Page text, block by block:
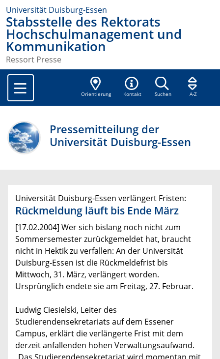
Universität Duisburg-Essen
Stabsstelle des Rektorats
Hochschulmanagement und
Kommunikation
Ressort Presse
Orientierung Kontakt Suchen A-Z
Pressemitteilung der
Universität Duisburg-Essen
Universität Duisburg-Essen verlängert Fristen:
Rückmeldung läuft bis Ende März
[17.02.2004] Wer sich bislang noch nicht zum
Sommersemester zurückgemeldet hat, braucht
nicht in Hektik zu verfallen: An der Universität
Duisburg-Essen ist die Rückmeldefrist bis
Mittwoch, 31. März, verlängert worden.
Ursprünglich endete sie am Freitag, 27. Februar.
Ludwig Ciesielski, Leiter des
Studierendensekretariats auf dem Essener
Campus, erklärt die verlängerte Frist mit dem
derzeit anfallenden hohen Verwaltungsaufwand.